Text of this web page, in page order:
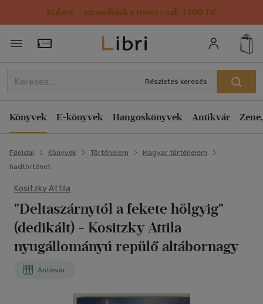
Kulacs / strandtáska most csak 1499 Ft!
Törzsvásárlói Kártya adatai
Részletes keresés
Könyvek E-könyvek Hangoskönyvek Antikvár
Főoldal Könyvek Történelem
Magyar történelem
hadtörténet
Kositzky Attila
"Deltaszárnytól a fekete hölgyig"
(dedikált) - Kositzky Attila
nyugállományú repülő altábornagy
Antikvár